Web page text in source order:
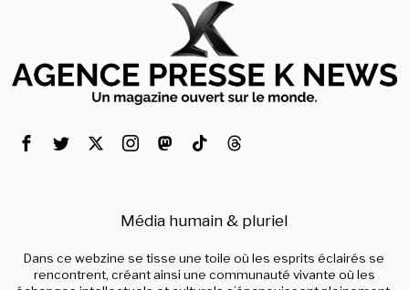
Média humain & pluriel
Dans ce webzine se tisse une toile où les esprits éclairés se
rencontrent, créant ainsi une communauté vivante où les